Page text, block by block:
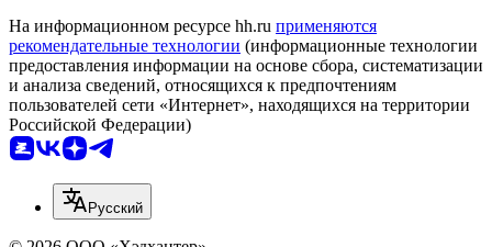
На информационном ресурсе hh.ru применяются
рекомендательные технологии (информационные технологии
предоставления информации на основе сбора, систематизации
и анализа сведений, относящихся к предпочтениям
пользователей сети «Интернет», находящихся на территории
Российской Федерации)
Русский